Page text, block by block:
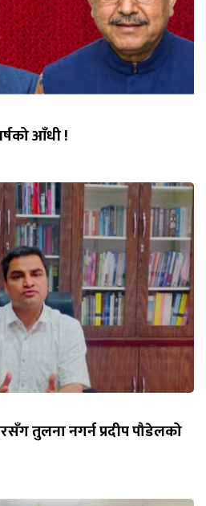
आँधी !
तुलना नगर्न प्रदीप पौडेलको